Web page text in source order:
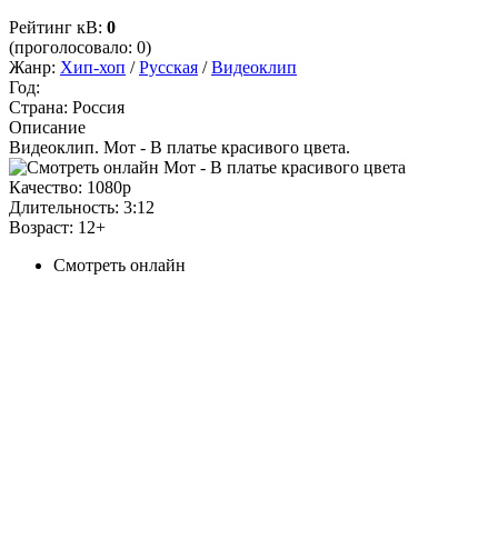
Рейтинг кВ: 0
(проголосовало: 0)
Жанр: Хип-хоп /Русская /Видеоклип
Год:
Страна: Россия
Описание
Видеоклип. Мот - В платье красивого цвета.
Качество: 1080p
Длительность: 3:12
Возраст: 12+
Смотреть онлайн